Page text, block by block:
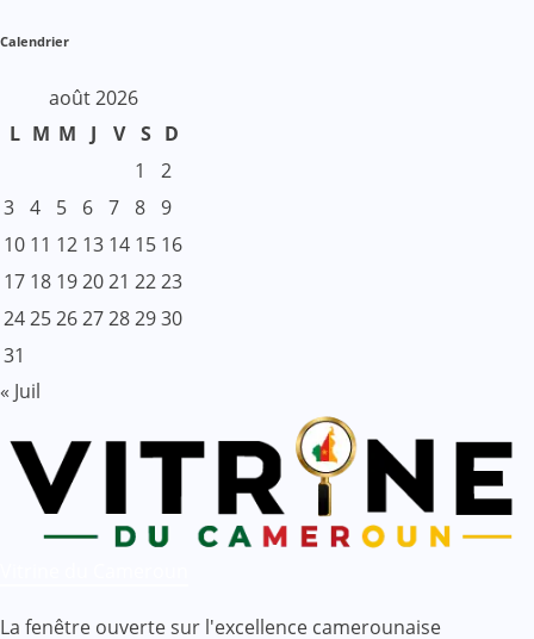
Calendrier
août 2026
L M M J V S D
1
2
3 4 5 6 7 8 9
10 11 12 13 14 15 16
17 18 192021 2223
24252627282930
31
« Juil
La fenêtre ouverte sur l'excellence camerounaise